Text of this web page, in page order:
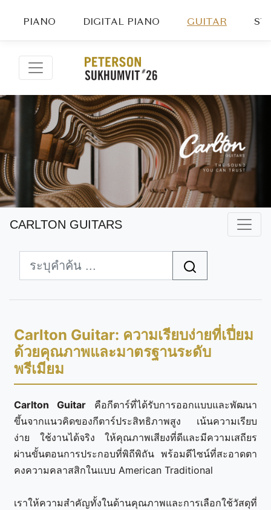
PIANO DIGITAL PIANO GUITAR
CARLTON GUITARS
Carlton Guitar: ความเรียบง่ายที่เปี่ยม
ด้วยคุณภาพและมาตรฐานระดับ
พรีเมียม
Carlton Guitar คือกีตาร์ที่ได้รับการออกแบบและพัฒนา
ขึ้นจากแนวคิดของกีตาร์ประสิทธิภาพสูง เน้นความเรียบ
ง่าย ใช้งานได้จริง ให้คุณภาพเสียงที่ดีและมีความเสถียร
ผ่านขั้นตอนการประกอบที่พิถีพิถัน พร้อมดีไซน์ที่สะอาดตา
คงความคลาสสิกในแบบ American Traditional
เราให้ความสำคัญทั้งในด้านคุณภาพและการเลือกใช้วัสดุที่